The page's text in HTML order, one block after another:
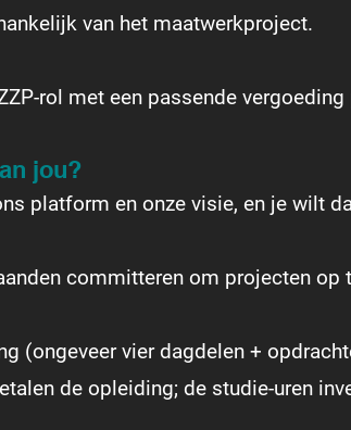
van het maatwerkproject.
rol met een passende
jou?
platform en onze visie, en je wilt
committeren om projecten op
(ongeveer vier dagdelen +
de opleiding; de studie-uren